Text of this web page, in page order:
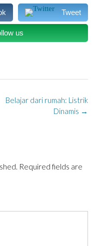
Tweet
us
Belajar dari rumah: Listrik
Dinamis →
Required fields are